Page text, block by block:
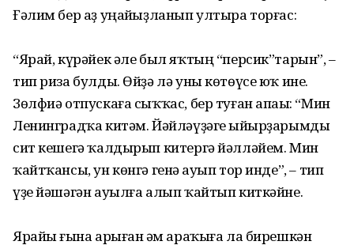
Ғәлим бер аҙ уңайһыҙланып ултыра торғас:
“Ярай, күрәйек әле был яҡтың “персик”тарын”, –
тип риза булды. Өйҙә лә уны көтөүсе юҡ ине.
Зөлфиә отпускаға сыҡҡас, бер туған апаһы: “Мин
Ленинградҡа китәм. Йәйләүҙәге һыйырҙарымды
сит кешегә ҡалдырып китергә йәлләйем. Мин
ҡайтҡансы, ун көнгә генә һауып тор инде”, – тип
үҙе йәшәгән ауылға алып ҡайтып киткәйне.
Ярайһы ғына арыған һәм араҡыға ла бирешкән